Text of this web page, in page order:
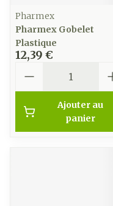
Pharmex
Pharmex Gobelet
Plastique
12,39 €
Ajouter au
panier